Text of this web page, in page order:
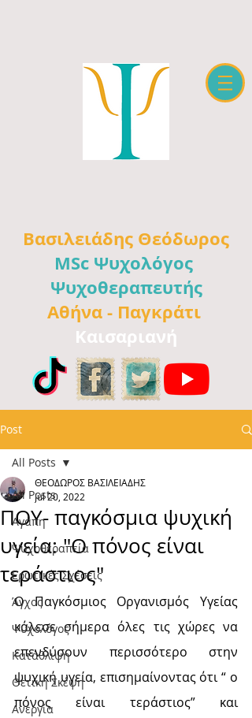
Βασιλειάδης Θεόδωρος
MSc Ψυχολόγος
Ψυχοθεραπευτής
Αθήνα - Παγκράτι
Καισαριανή
Post
All Posts
Αγάπη
Ψυχοθεραπεία
Ερωτικές Σχέσεις
Άγχος
Ψυχολόγος
Κατάθλιψη
Θετική Σκέψη
Ανεργία
All Posts
ΠΟΥ- παγκόσμια ψυχική
υγεία: "Ο πόνος είναι
τεράστιος"
ΘΕΟΔΩΡΟΣ ΒΑΣΙΛΕΙΑΔΗΣ
Jul 20, 2022
Ο Παγκόσμιος Οργανισμός Υγείας
κάλεσε σήμερα όλες τις χώρες να
επενδύσουν περισσότερο στην
ψυχική υγεία, επισημαίνοντας ότι “ ο
πόνος είναι τεράστιος” και